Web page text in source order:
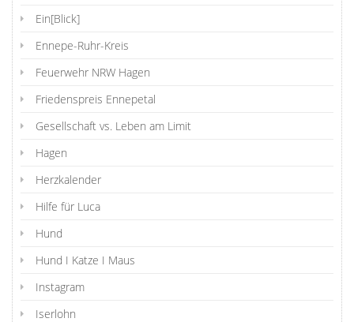
Ein[Blick]
Ennepe-Ruhr-Kreis
Feuerwehr NRW Hagen
Friedenspreis Ennepetal
Gesellschaft vs. Leben am Limit
Hagen
Herzkalender
Hilfe für Luca
Hund
Hund I Katze I Maus
Instagram
Iserlohn